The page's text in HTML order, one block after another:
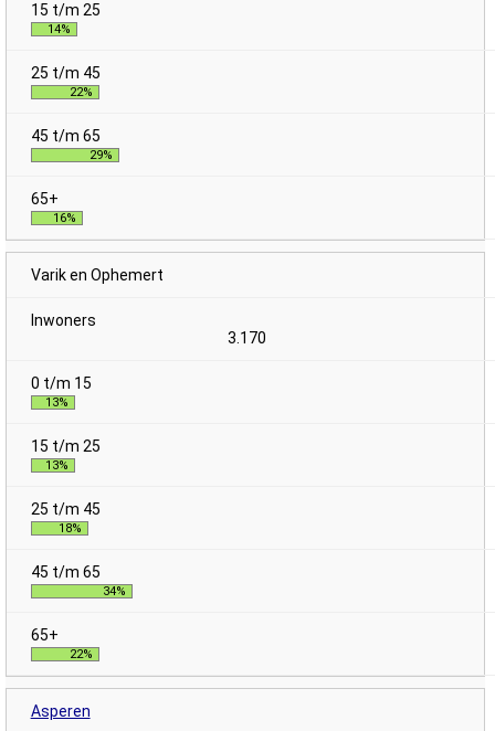
14%
22%
29%
16%
Varik en Ophemert
3.170
13%
13%
18%
34%
22%
Asperen